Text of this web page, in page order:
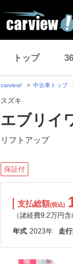
トップ
carview! 中古車トップ
スズキ
エブリイ
リフトアップ
保証付
支払総額(税込)
（諸経費9.2万円含
年式 2023年 走